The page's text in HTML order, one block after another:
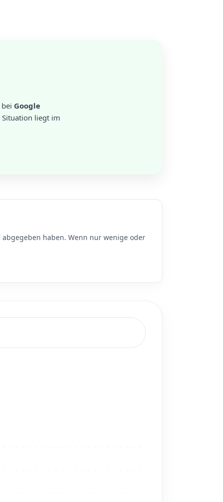
bei Google
liegt im
abgegeben haben. Wenn nur wenige oder